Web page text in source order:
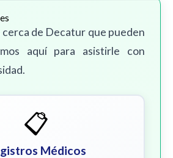
cerca de Decatur que pueden
aquí para asistirle con
📋
Médicos